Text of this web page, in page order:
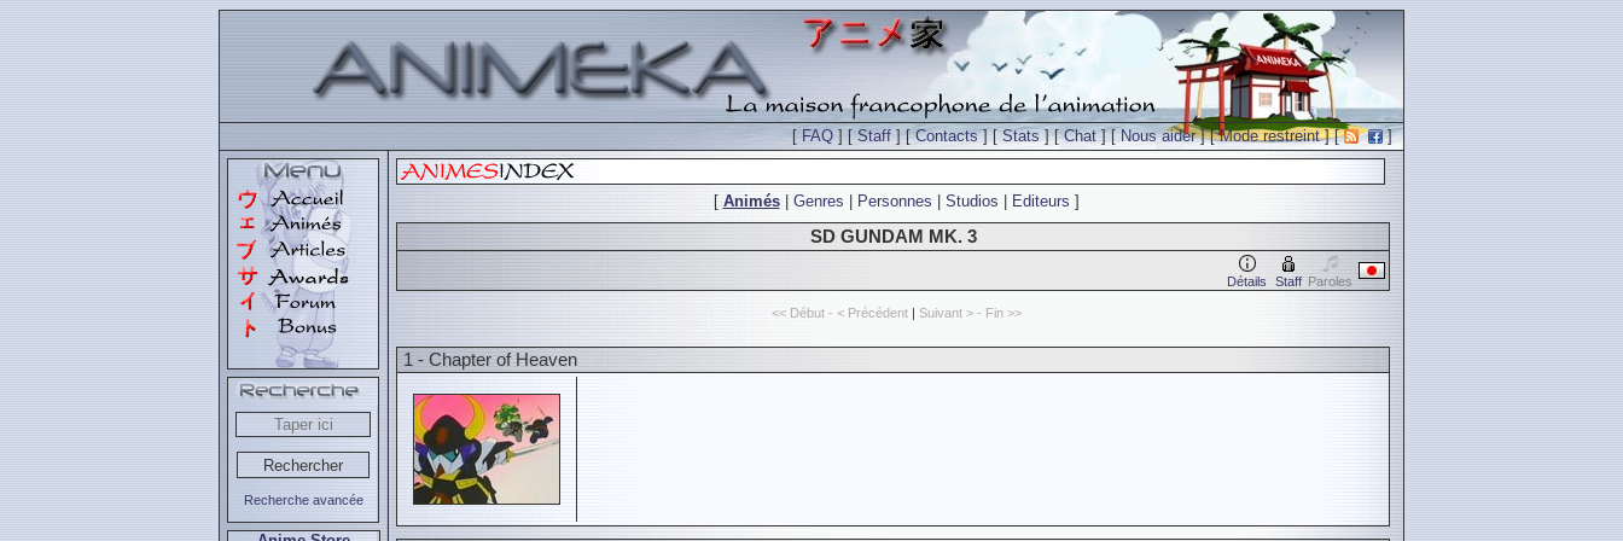
[FAQ ] [Staff ] [Contacts] [Stats] [Chat] [Nous aider] [Mode restreint] [ ]
Recherche avancée
[ Animés| Genres Personnes Studios Editeurs ]
SD GUNDAM MK. 3
Détails Staff Paroles
<< Début - < Précédent | Suivant > - Fin >>
1 - Chapter of Heaven